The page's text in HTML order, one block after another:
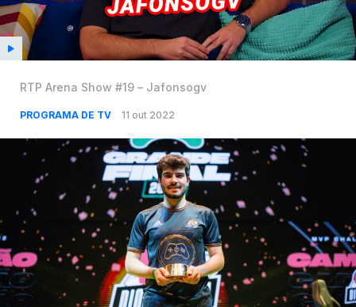
RTP Arena Show #19 – Jafonsogv
PROGRAMA DE TV 11 out 2022